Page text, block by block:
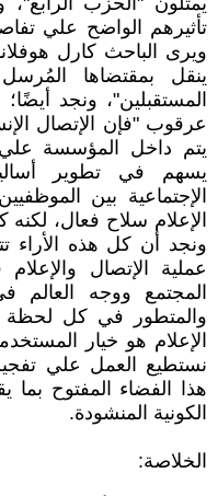
تأثيرهم الواضح علي
ويرى الباحث كارل
ينقل بمقتضاها
المستقبلين"، ونجد
عرقوب "فإن الإتصال
يتم داخل المؤسسة
يسهم في تطوير
الإجتماعية بين
الإعلام سلاح فعال،
ونجد أن كل هذه
عملية الإتصال
المجتمع ووجه العالم
والمتطور في كل لحظة
الإعلام هو خيار
نستطيع العمل علي
هذا الفضاء المفتوح بما
الكونية المنشودة.
الخلاصة: